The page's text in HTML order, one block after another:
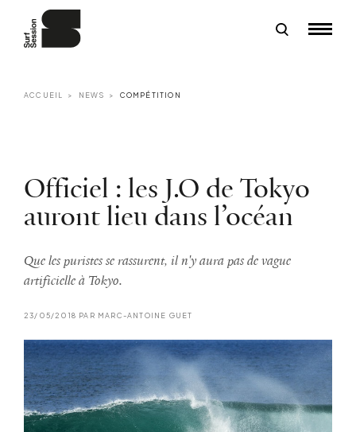
ACCUEIL NEWS COMPÉTITION
Officiel : les J.O de Tokyo
auront lieu dans l’océan
Que les puristes se rassurent, il n'y aura pas de vague
artificielle à Tokyo.
23/05/2018 PAR MARC-ANTOINE GUET